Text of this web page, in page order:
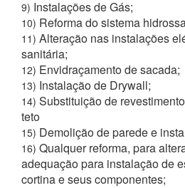
9) Instalações de Gás;
10) Reforma do sistema
11) Alteração nas instalações
sanitária;
12) Envidraçamento de sacada;
13) Instalação de Drywall;
14) Substituição de
teto
15) Demolição de parede e
16) Qualquer reforma, para
adequação para instalação de
cortina e seus componentes;